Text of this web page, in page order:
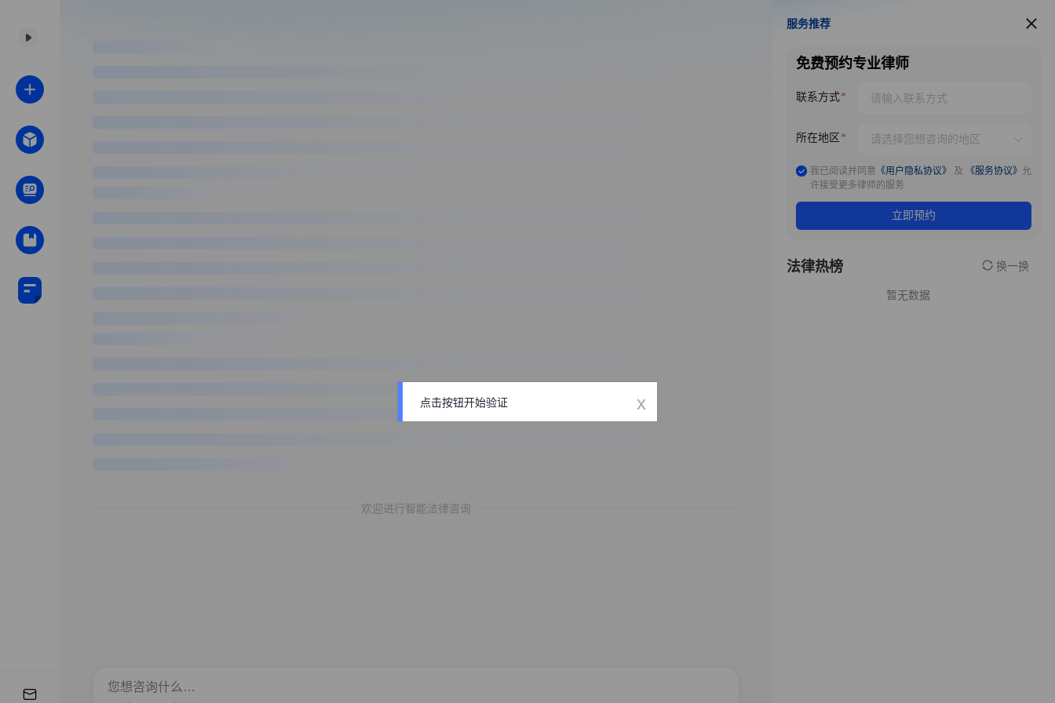
欢迎进行智能法律咨询
服务推荐
服务推荐
免费预约专业律师
联系方式
所在地区
我已阅读并同意 《用户隐私协议》 及 《服务协议》 允
许接受更多律师的服务
立即预约
法律热榜 换一换
暂无数据
点击按钮开始验证 x